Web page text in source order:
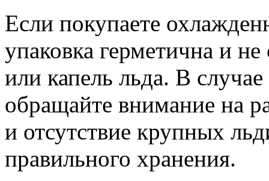
Если покупаете
упаковка герметична и
или капель льда. В
обращайте внимание на
и отсутствие крупных
правильного хранения.